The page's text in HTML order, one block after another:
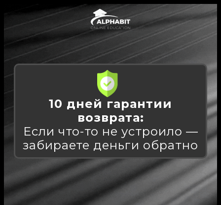
10 дней гарантии
возврата:
Если что-то не устроило —
забираете деньги обратно